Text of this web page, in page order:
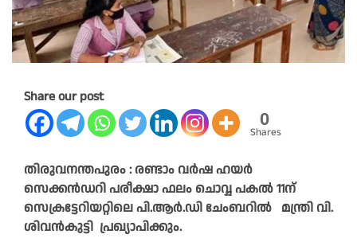
Share our post
0
Shares
തിരുവനന്തപുരം : രണ്ടാം വർഷ ഹയർ
സെക്കൻഡറി പരീക്ഷാ ഫലം ചൊവ്വ പകൽ 11ന്‌
സെക്രട്ടേറിയറ്റിലെ പി.ആർ.ഡി ചേംബറിൽ മന്ത്രി വി.
ശിവൻകുട്ടി പ്രഖ്യാപിക്കും.